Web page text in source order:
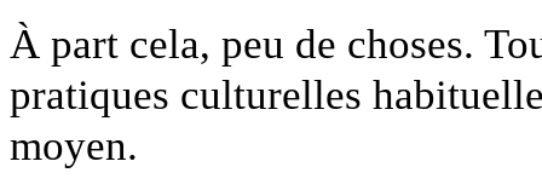
À part cela, peu de choses.
pratiques culturelles
moyen.